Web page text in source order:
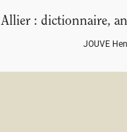
Allier : dictionnaire,
JOUVE